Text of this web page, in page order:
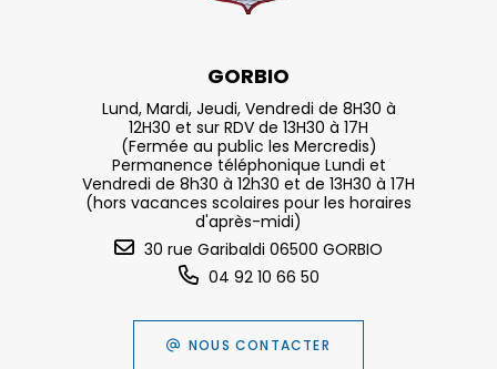
GORBIO
Lund, Mardi, Jeudi, Vendredi de 8H30 à
12H30 et sur RDV de 13H30 à 17H
(Fermée au public les Mercredis)
Permanence téléphonique Lundi et
Vendredi de 8h30 à 12h30 et de 13H30 à 17H
(hors vacances scolaires pour les horaires
d'après-midi)
30 rue Garibaldi 06500 GORBIO
04 92 10 66 50
NOUS CONTACTER